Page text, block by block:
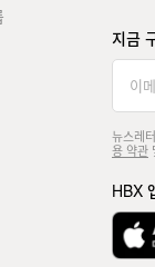
지금
뉴스레
용 약관
HBX